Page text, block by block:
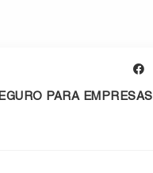
PARA EMPRESAS